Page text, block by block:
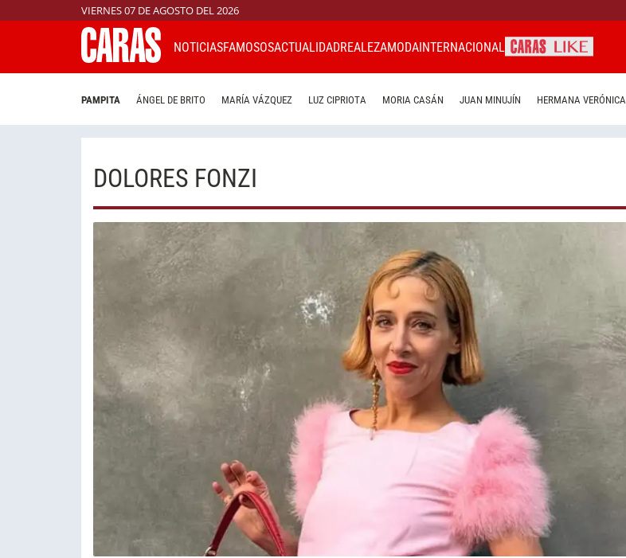
VIERNES 07 DE AGOSTO DEL 2026
NOTICIASFAMOSOSACTUALIDADREALEZAMODAINTERNACIONAL
PAMPITA ÁNGEL DE BRITO MARÍA VÁZQUEZ LUZ CIPRIOTA MORIA CASÁN JUAN MINUJÍN HERMANA VERÓNICA
DOLORES FONZI